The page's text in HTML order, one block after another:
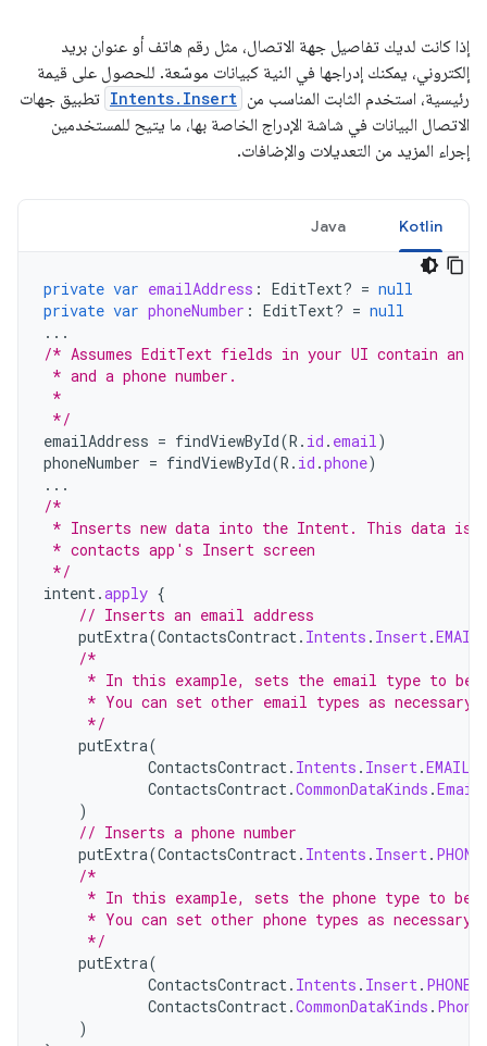
إذا كانت لديك تفاصيل جهة الاتصال، مثل رقم هاتف أو عنوان بريد
إلكتروني، يمكنك إدراجها في النية كبيانات موسّعة. للحصول على قيمة
رئيسية، استخدم الثابت المناسب من Intents.Insert تطبيق جهات
الاتصال البيانات في شاشة الإدراج الخاصة بها، ما يتيح للمستخدمين
إجراء المزيد من التعديلات والإضافات.
Kotlin
Java
private var emailAddress : EditText? = null
private var phoneNumber : EditText? = null
...
/* Assumes EditText fields in your UI contain an
* and a phone number.
*
*/
emailAddress = findViewById(R . id . email)
phoneNumber = findViewById(R . id .phone)
...
/*
* Inserts new data into the Intent. This data is
* contacts app's Insert screen
*/
intent.apply {
// Inserts an email address
putExtra(ContactsContract. Intents . Insert.EMAIL
/*
* In this example, sets the email type to be
     * You can set other email types as necessary.
     */
putExtra(
ContactsContract. Intents . Insert.
ContactsContract.CommonDataKinds .Email
)
// Inserts a phone number
putExtra(ContactsContract. Intents . Insert. PHONE
/*
* In this example, sets the phone type to be
     * You can set other phone types as necessary.
     */
putExtra(
ContactsContract. Intents . Insert.
ContactsContract.CommonDataKinds . Phone
)